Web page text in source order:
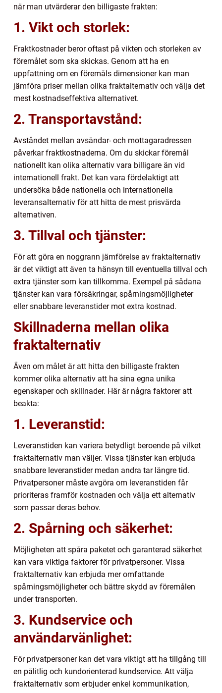
när man utvärderar den billigaste frakten:
1. Vikt och storlek:
Fraktkostnader beror oftast på vikten och storleken av
föremålet som ska skickas. Genom att ha en
uppfattning om en föremåls dimensioner kan man
jämföra priser mellan olika fraktalternativ och välja det
mest kostnadseffektiva alternativet.
2. Transportavstånd:
Avståndet mellan avsändar- och mottagaradressen
påverkar fraktkostnaderna. Om du skickar föremål
nationellt kan olika alternativ vara billigare än vid
internationell frakt. Det kan vara fördelaktigt att
undersöka både nationella och internationella
leveransalternativ för att hitta de mest prisvärda
alternativen.
3. Tillval och tjänster:
För att göra en noggrann jämförelse av fraktalternativ
är det viktigt att även ta hänsyn till eventuella tillval och
extra tjänster som kan tillkomma. Exempel på sådana
tjänster kan vara försäkringar, spårningsmöjligheter
eller snabbare leveranstider mot extra kostnad.
Skillnaderna mellan olika
fraktalternativ
Även om målet är att hitta den billigaste frakten
kommer olika alternativ att ha sina egna unika
egenskaper och skillnader. Här är några faktorer att
beakta:
1. Leveranstid:
Leveranstiden kan variera betydligt beroende på vilket
fraktalternativ man väljer. Vissa tjänster kan erbjuda
snabbare leveranstider medan andra tar längre tid.
Privatpersoner måste avgöra om leveranstiden får
prioriteras framför kostnaden och välja ett alternativ
som passar deras behov.
2. Spårning och säkerhet:
Möjligheten att spåra paketet och garanterad säkerhet
kan vara viktiga faktorer för privatpersoner. Vissa
fraktalternativ kan erbjuda mer omfattande
spårningsmöjligheter och bättre skydd av föremålen
under transporten.
3. Kundservice och
användarvänlighet:
För privatpersoner kan det vara viktigt att ha tillgång till
en pålitlig och kundorienterad kundservice. Att välja
fraktalternativ som erbjuder enkel kommunikation,